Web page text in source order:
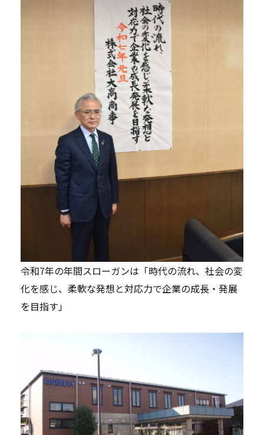
令和7年の年間スローガンは「時代の流れ、社会の変
化を感じ、柔軟な発想と対応力で企業の成長・発展
を目指す」